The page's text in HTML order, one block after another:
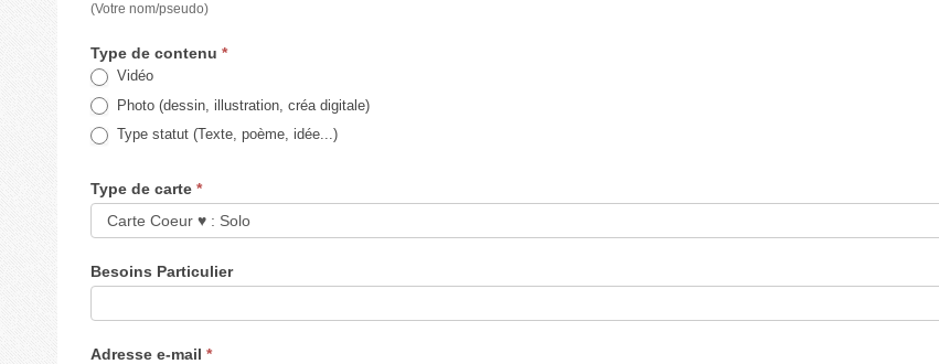
(Votre nom/pseudo)
Type de contenu *
Vidéo
Photo (dessin, illustration, créa digitale)
Type statut (Texte, poème, idée...)
Type de carte *
Besoins Particulier
Adresse e-mail *